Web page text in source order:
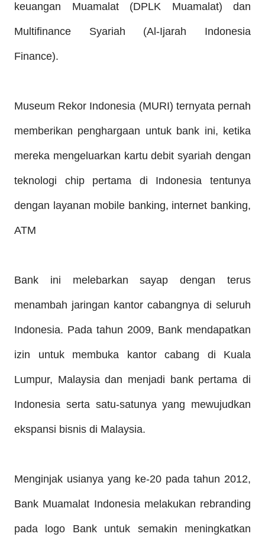
keuangan Muamalat (DPLK Muamalat) dan
Multifinance Syariah (Al-Ijarah Indonesia
Finance).
Museum Rekor Indonesia (MURI) ternyata pernah
memberikan penghargaan untuk bank ini, ketika
mereka mengeluarkan kartu debit syariah dengan
teknologi chip pertama di Indonesia tentunya
dengan layanan mobile banking, internet banking,
ATM
Bank ini melebarkan sayap dengan terus
menambah jaringan kantor cabangnya di seluruh
Indonesia. Pada tahun 2009, Bank mendapatkan
izin untuk membuka kantor cabang di Kuala
Lumpur, Malaysia dan menjadi bank pertama di
Indonesia serta satu-satunya yang mewujudkan
ekspansi bisnis di Malaysia.
Menginjak usianya yang ke-20 pada tahun 2012,
Bank Muamalat Indonesia melakukan rebranding
pada logo Bank untuk semakin meningkatkan